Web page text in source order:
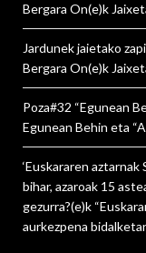
Bergara On(e)k
Jardunek jaietako
Bergara On(e)k
Poza#32 “Egunean
Egunean Behin eta
‘Euskararen aztarnak
bihar, azaroak 15
gezurra?(e)k
aurkezpena